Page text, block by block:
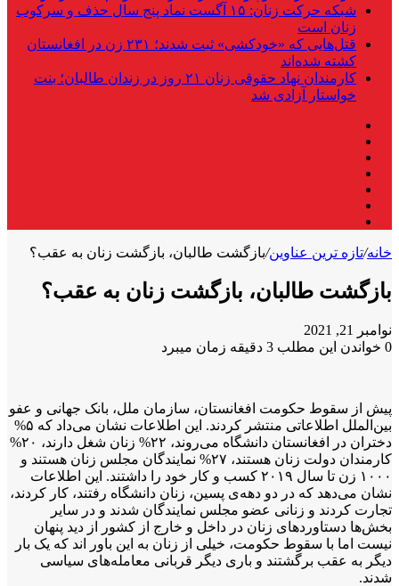
شبکه حرکت زنان: ۱۵ آگست نماد پنج سال حذف و سرکوب
زنان است
قتل‌هایی که «خودکشی» ثبت شدند؛ ۲۳۱ زن در افغانستان
کشته شده‌اند
کارمندان نهاد حقوقی زنان ۲۱ روز در زندان طالبان؛ بنت
خواستار آزادی شد
خانه/تازه ترین عناوین/بازگشت طالبان، بازگشت زنان به عقب؟
بازگشت طالبان، بازگشت زنان به عقب؟
نوامبر 21, 2021
0 خواندن این مطلب 3 دقیقه زمان میبرد
پیش از سقوط حکومت افغانستان، سازمان ملل، بانک جهانی و عفو
بین‌الملل اطلاعاتی منتشر کردند. این اطلاعات نشان می‌داد که ۵%
دختران در افغانستان دانشگاه می‌روند، ۲۲% زنان شغل دارند، ۲۰%
کارمندان دولت زنان هستند، ۲۷% نمایندگان مجلس زنان هستند و
۱۰۰۰ زن تا سال ۲۰۱۹ کسب و کار خود را داشتند. این اطلاعات
نشان می‌دهد که در دو دهه‌ی پسین، زنان دانشگاه رفتند، کار کردند،
تجارت کردند و زنانی عضو مجلس نمایندگان‌ شدند و در سایر
بخش‌ها دستاورد‌های زنان در داخل و خارج از کشور از دید پنهان
نیست اما با سقوط حکومت، خیلی از زنان به این باور اند که یک بار
دیگر به عقب برگشتند و باری دیگر قربانی‌ معامله‌های سیاسی
شدند.